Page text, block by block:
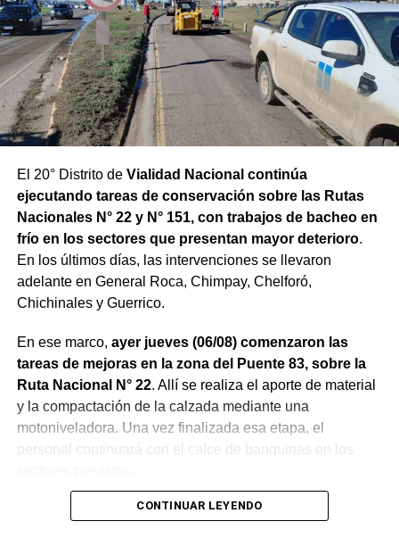
El 20° Distrito de Vialidad Nacional continúa
ejecutando tareas de conservación sobre las Rutas
Nacionales N° 22 y N° 151, con trabajos de bacheo en
frío en los sectores que presentan mayor deterioro.
En los últimos días, las intervenciones se llevaron
adelante en General Roca, Chimpay, Chelforó,
Chichinales y Guerrico.
En ese marco, ayer jueves (06/08) comenzaron las
tareas de mejoras en la zona del Puente 83, sobre la
Ruta Nacional N° 22. Allí se realiza el aporte de material
y la compactación de la calzada mediante una
motoniveladora. Una vez finalizada esa etapa, el
personal continuará con el calce de banquinas en los
CONTINUAR LEYENDO